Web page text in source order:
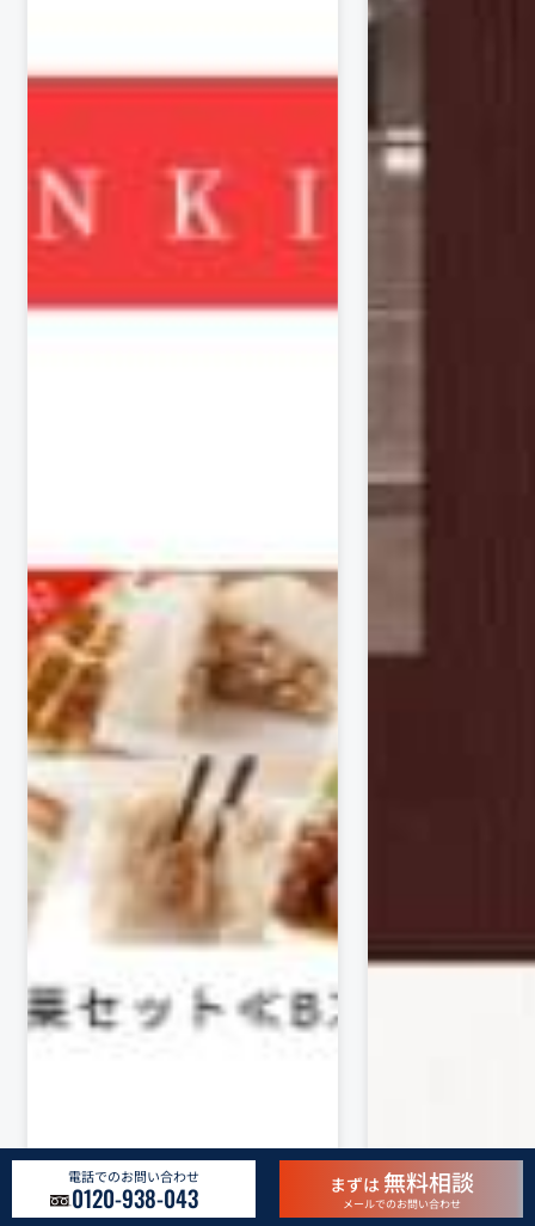
電話でのお問い合わせ
0120-938-043 まずは 無料相談
メールでのお問い合わせ